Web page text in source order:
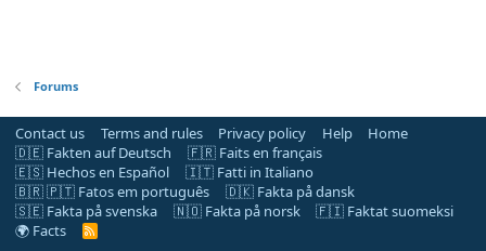
Forums
Contact us Terms and rules Privacy policy Help
Home
🇩🇪 Fakten auf Deutsch
🇫🇷 Faits en français
🇪🇸 Hechos en Español
🇮🇹 Fatti in Italiano
🇧🇷 🇵🇹 Fatos em português
🇩🇰 Fakta på dansk
🇸🇪 Fakta på svenska
🇳🇴 Fakta på norsk
🇫🇮 Faktat suomeksi
🌍 Facts
R